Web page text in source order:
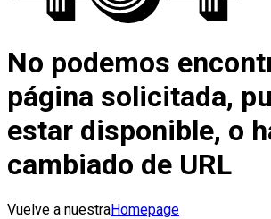
No podemos
página solicitada,
estar disponible, o
cambiado de URL
Vuelve a nuestraHomepage